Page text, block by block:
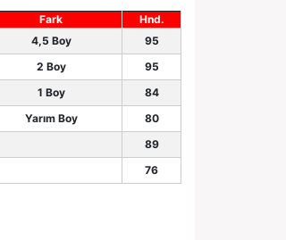
Fark
Hnd.
4,5 Boy
95
2 Boy
95
1 Boy
84
Yarım Boy
80
89
76